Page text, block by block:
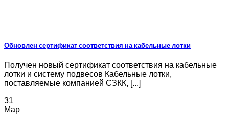
Обновлен сертификат соответствия на кабельные лотки
Получен новый сертификат соответствия на кабельные
лотки и систему подвесов Кабельные лотки,
поставляемые компанией СЗКК, [...]
31
Мар